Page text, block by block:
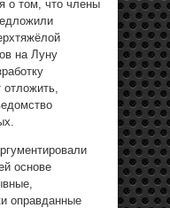
о том, что члены
на Луну
отложить,
основе
оправданные